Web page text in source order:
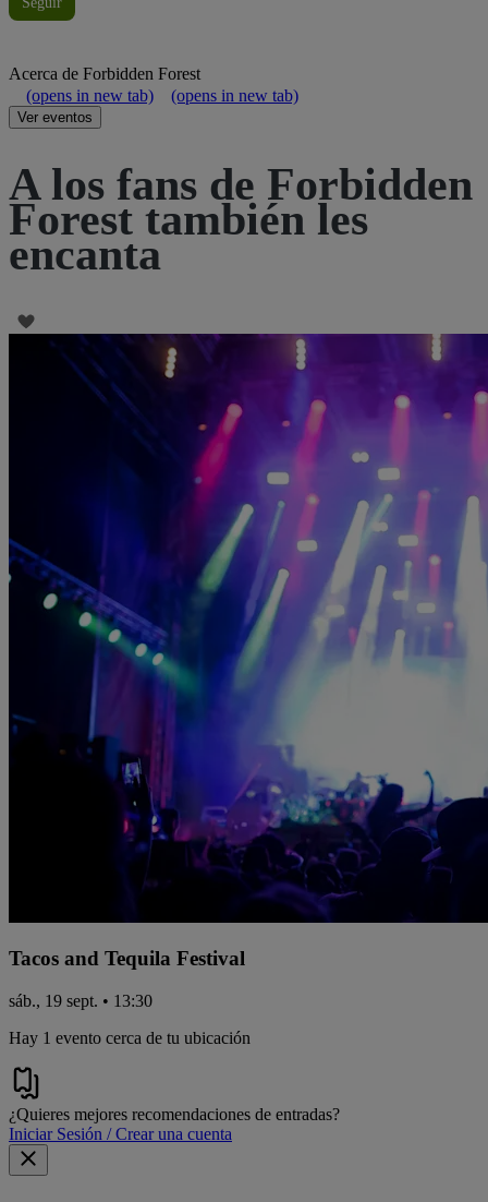
Acerca de Forbidden Forest
(opens in new tab)
(opens in new tab)
Ver eventos
A los fans de Forbidden
Forest también les
encanta
Tacos and Tequila Festival
sáb., 19 sept. • 13:30
Hay 1 evento cerca de tu ubicación
¿Quieres mejores recomendaciones de entradas?
Iniciar Sesión / Crear una cuenta